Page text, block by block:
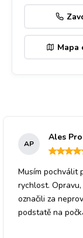
Mapa
AP
Ales
Musím pochválit
rychlost.
označili za
podstatě na